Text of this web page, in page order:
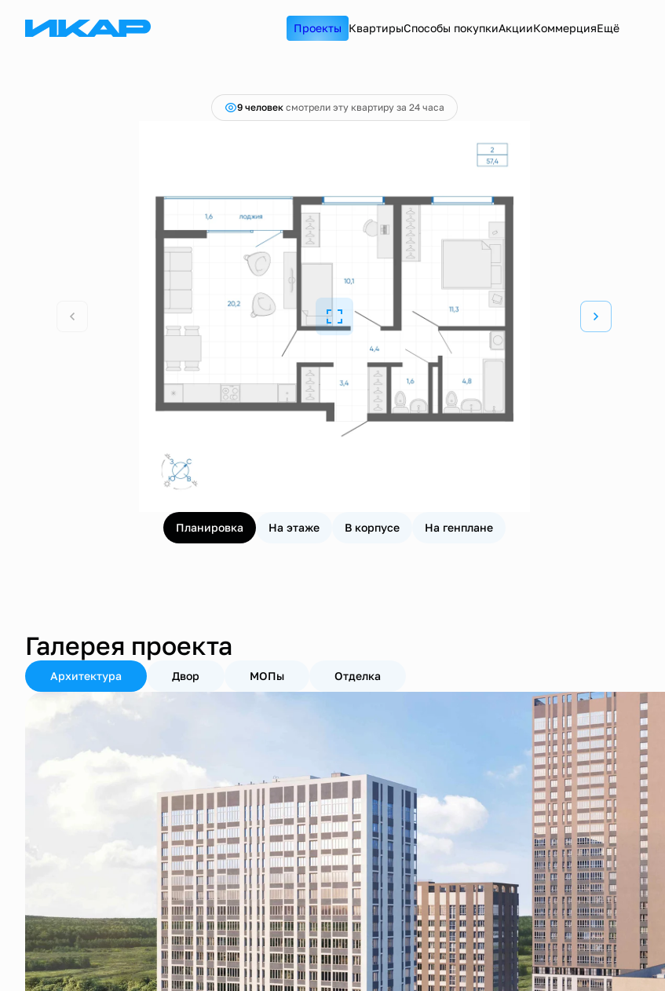
Проекты КвартирыСпособы покупкиАкцииКоммерцияЕщё
2-комнатная57.4 м 11 260 000 руб.Ипотекаот 32 790 руб.
9 человек смотрели эту квартиру за 24 часа
Планировка На этаже В корпусе На генплане
Галерея проекта
Архитектура Двор МОПы Отделка